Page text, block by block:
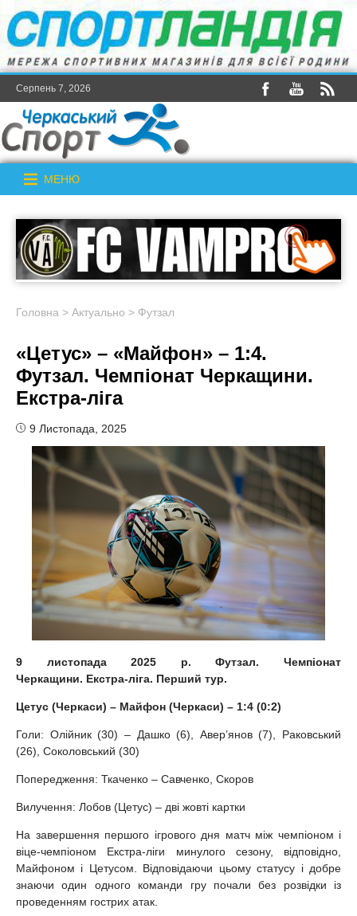
Серпень 7, 2026
МЕНЮ
Головна > Актуально > Футзал
«Цетус» – «Майфон» – 1:4.
Футзал. Чемпіонат Черкащини.
Екстра-ліга
9 Листопада, 2025
9 листопада2025 р. Футзал. Чемпіонат
Черкащини. Екстра-ліга. Перший тур.
Цетус (Черкаси) – Майфон (Черкаси) – 1:4 (0:2)
Голи: Олійник (30) – Дашко (6), Авер’янов (7), Раковський
(26), Соколовський (30)
Попередження: Ткаченко – Савченко, Скоров
Вилучення: Лобов (Цетус) – дві жовті картки
На завершення першого ігрового дня матч між чемпіоном і
віце-чемпіоном Екстра-ліги минулого сезону, відповідно,
Майфоном і Цетусом. Відповідаючи цьому статусу і добре
знаючи один одного команди гру почали без розвідки із
проведенням гострих атак.